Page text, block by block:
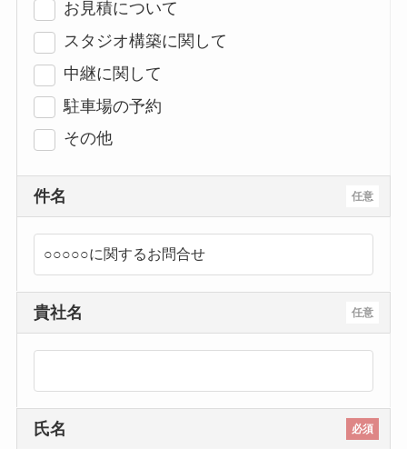
お見積について
スタジオ構築に関して
中継に関して
駐車場の予約
その他
任意
件名
任意
貴社名
必須
氏名